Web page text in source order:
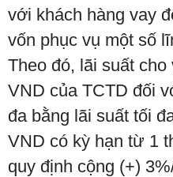
với khách hàng vay
vốn phục vụ một số
Theo đó, lãi suất
VND của TCTD đối
đa bằng lãi suất tối
VND có kỳ hạn từ 1
quy định cộng (+)